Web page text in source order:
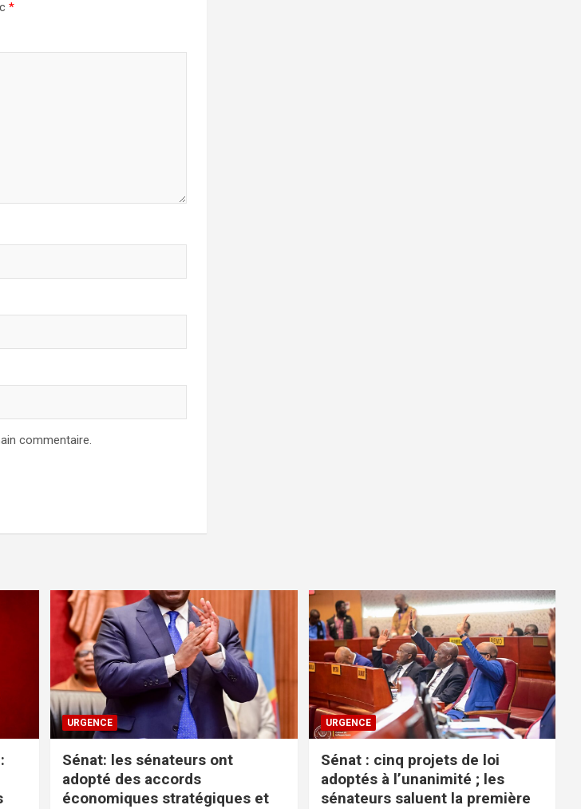
*
commentaire.
URGENCE
Sénat: les sénateurs ont
adopté des accords
économiques stratégiques et
URGENCE
Sénat : cinq projets de loi
adoptés à l’unanimité ; les
sénateurs saluent la première